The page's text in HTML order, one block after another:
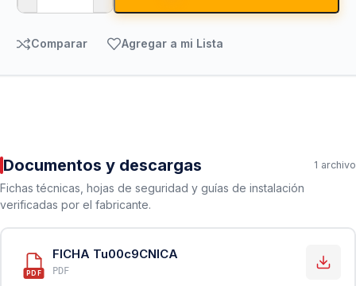
Comparar Agregar a mi Lista
Documentos y descargas 1 archivo
Fichas técnicas, hojas de seguridad y guías de instalación
verificadas por el fabricante.
PDF
FICHA Tu00c9CNICA
PDF